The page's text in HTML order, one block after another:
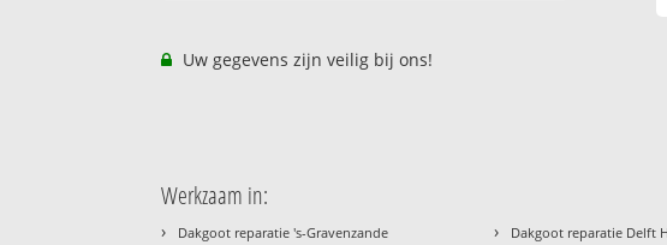
Uw gegevens zijn veilig bij ons!
Werkzaam in:
› Dakgoot reparatie 's-Gravenzande › Dakgoot reparatie Delft